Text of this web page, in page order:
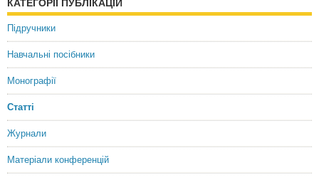
КАТЕГОРІЇ ПУБЛІКАЦІЙ
Підручники
Навчальні посібники
Монографії
Статті
Журнали
Матеріали конференцій